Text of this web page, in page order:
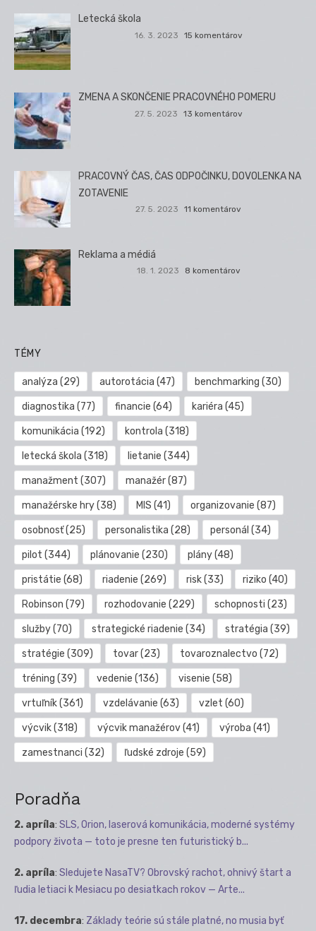
Letecká škola
16. 3. 2023 15 komentárov
ZMENA A SKONČENIE PRACOVNÉHO POMERU
27. 5. 2023 13 komentárov
PRACOVNÝ ČAS, ČAS ODPOČINKU, DOVOLENKA NA
ZOTAVENIE
27. 5. 2023 11 komentárov
Reklama a médiá
18. 1. 2023 8 komentárov
TÉMY
analýza (29) autorotácia (47) benchmarking (30)
diagnostika (77) financie (64) kariéra (45)
komunikácia (192) kontrola (318)
letecká škola (318) lietanie (344)
manažment (307) manažér(87)
manažérske hry(38) MIS (41) organizovanie (87)
osobnosť(25) personalistika (28) personál (34)
pilot (344) plánovanie (230) plány(48)
pristátie (68) riadenie (269) risk(33) riziko (40)
Robinson (79) rozhodovanie (229) schopnosti (23)
služby(70) strategické riadenie (34) stratégia (39)
stratégie (309) tovar(23) tovaroznalectvo (72)
tréning (39) vedenie (136) visenie (58)
vrtuľník(361) vzdelávanie (63) vzlet (60)
výcvik(318) výcvik manažérov(41) výroba (41)
zamestnanci (32) ľudské zdroje (59)
Poradňa
2. apríla: SLS, Orion, laserová komunikácia, moderné systémy
podpory života — toto je presne ten futuristický b...
2. apríla: Sledujete NasaTV? Obrovský rachot, ohnivý štart a
ľudia letiaci k Mesiacu po desiatkach rokov — Arte...
17. decembra: Základy teórie sú stále platné, no musia byť